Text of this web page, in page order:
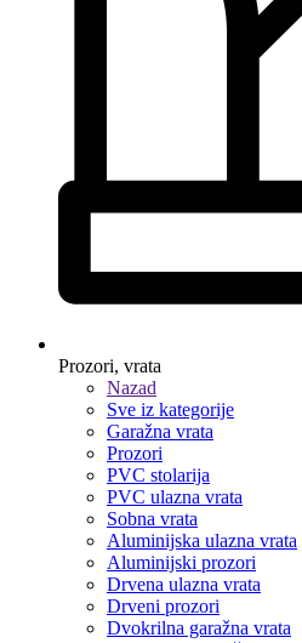
Prozori, vrata
Nazad
Sve iz kategorije
Garažna vrata
Prozori
PVC stolarija
PVC ulazna vrata
Sobna vrata
Aluminijska ulazna vrata
Aluminijski prozori
Drvena ulazna vrata
Drveni prozori
Dvokrilna garažna vrata